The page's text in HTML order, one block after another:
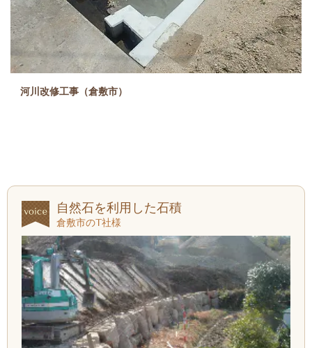
河川改修工事（倉敷市）
自然石を利用した石積
倉敷市のT社様